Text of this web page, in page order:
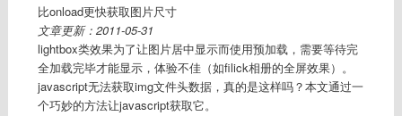
比onload更快获取图片尺寸
文章更新：2011-05-31
lightbox类效果为了让图片居中显示而使用预加载，需要等待完
全加载完毕才能显示，体验不佳（如filick相册的全屏效果）。
javascript无法获取img文件头数据，真的是这样吗？本文通过一
个巧妙的方法让javascript获取它。